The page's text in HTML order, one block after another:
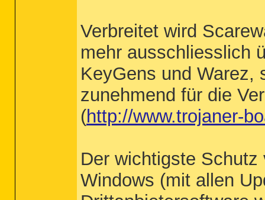
Verbreitet wird
mehr ausschliesslich
KeyGens und Warez,
zunehmend für die
(http://www.trojaner-
Der wichtigste
Windows (mit allen